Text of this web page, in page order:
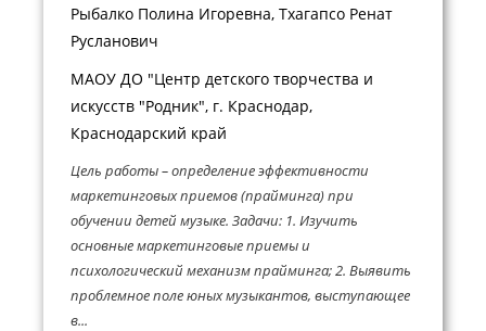
Рыбалко Полина Игоревна, Тхагапсо Ренат
Русланович
МАОУ ДО "Центр детского творчества и
искусств "Родник", г. Краснодар,
Краснодарский край
Цель работы – определение эффективности
маркетинговых приемов (прайминга) при
обучении детей музыке. Задачи: 1. Изучить
основные маркетинговые приемы и
психологический механизм прайминга; 2. Выявить
проблемное поле юных музыкантов, выступающее
в...